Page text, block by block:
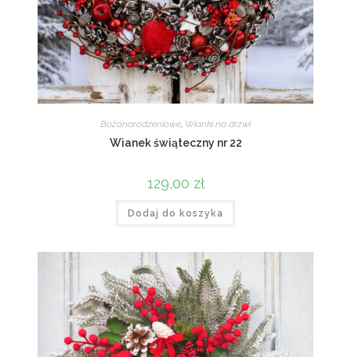
Bożonarodzeniowe Wianki na drzwi
Wianek świąteczny nr 22
129,00 zł
Dodaj do koszyka